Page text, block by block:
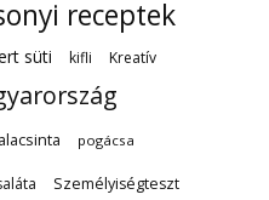
receptek
süti kifli
Kreatív
pogácsa
Személyiségteszt